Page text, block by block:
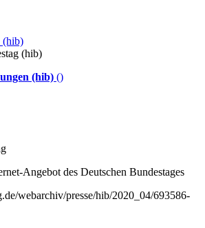
(hib)
(hib)
(hib) ()
Angebot des Deutschen Bundestages
webarchiv/presse/hib/2020_04/693586-